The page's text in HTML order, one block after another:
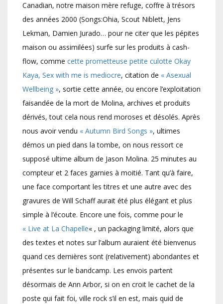
Canadian, notre maison mère refuge, coffre à trésors
des années 2000 (Songs:Ohia, Scout Niblett, Jens
Lekman, Damien Jurado… pour ne citer que les pépites
maison ou assimilées) surfe sur les produits à cash-
flow, comme cette prometteuse petite culotte Okay
Kaya, Sex with me is mediocre, citation de « Asexual
Wellbeing », sortie cette année, ou encore l’exploitation
faisandée de la mort de Molina, archives et produits
dérivés, tout cela nous rend moroses et désolés. Après
nous avoir vendu « Autumn Bird Songs », ultimes
démos un pied dans la tombe, on nous ressort ce
supposé ultime album de Jason Molina. 25 minutes au
compteur et 2 faces garnies à moitié. Tant qu’à faire,
une face comportant les titres et une autre avec des
gravures de Will Schaff aurait été plus élégant et plus
simple à l’écoute. Encore une fois, comme pour le
« Live at La Chapelle« , un packaging limité, alors que
des textes et notes sur l’album auraient été bienvenus
quand ces dernières sont (relativement) abondantes et
présentes sur le bandcamp. Les envois partent
désormais de Ann Arbor, si on en croit le cachet de la
poste qui fait foi, ville rock s’il en est, mais quid de